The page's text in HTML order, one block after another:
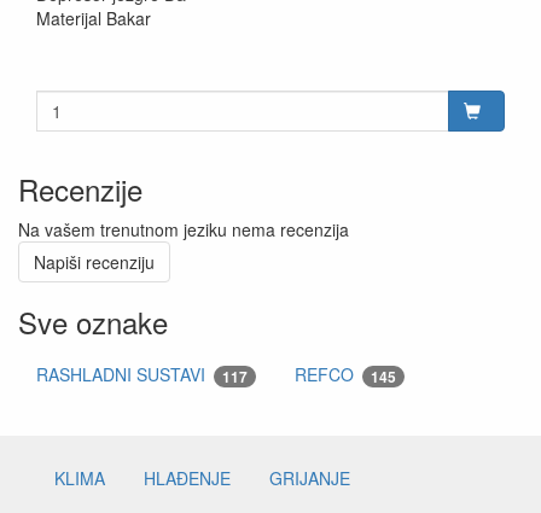
Materijal Bakar
Recenzije
Na vašem trenutnom jeziku nema recenzija
Napiši recenziju
Sve oznake
RASHLADNI SUSTAVI 117 REFCO 145
KLIMA HLAĐENJE
GRIJANJE